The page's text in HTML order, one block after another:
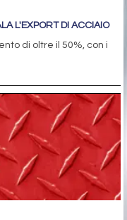
L'EXPORT DI ACCIAIO
di oltre il 50%, con i